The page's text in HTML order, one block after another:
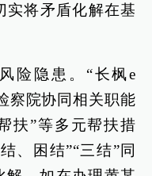
实将矛盾化解在基
险隐患。“长枫e
察院协同相关职能
扶”等多元帮扶措
、困结”“三结”同